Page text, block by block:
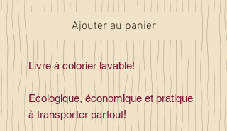
Ajouter au panier
Livre à colorier lavable!
Ecologique, économique et pratique
à transporter partout!